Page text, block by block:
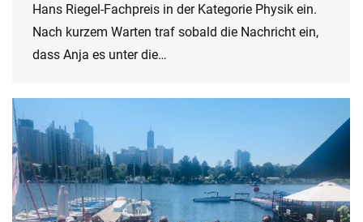
Hans Riegel-Fachpreis in der Kategorie Physik ein.
Nach kurzem Warten traf sobald die Nachricht ein,
dass Anja es unter die…